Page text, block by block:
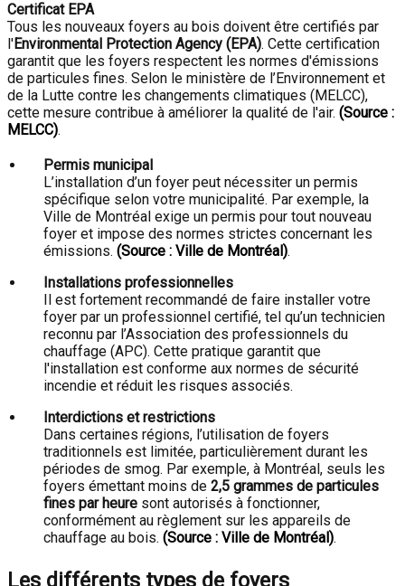
Certificat EPA
Tous les nouveaux foyers au bois doivent être certifiés par
l'Environmental Protection Agency (EPA). Cette certification
garantit que les foyers respectent les normes d'émissions
de particules fines. Selon le ministère de l’Environnement et
de la Lutte contre les changements climatiques (MELCC),
cette mesure contribue à améliorer la qualité de l'air. (Source :
MELCC).
Permis municipal
L’installation d’un foyer peut nécessiter un permis
spécifique selon votre municipalité. Par exemple, la
Ville de Montréal exige un permis pour tout nouveau
foyer et impose des normes strictes concernant les
émissions. (Source : Ville de Montréal).
Installations professionnelles
Il est fortement recommandé de faire installer votre
foyer par un professionnel certifié, tel qu’un technicien
reconnu par l’Association des professionnels du
chauffage (APC). Cette pratique garantit que
l'installation est conforme aux normes de sécurité
incendie et réduit les risques associés.
Interdictions et restrictions
Dans certaines régions, l’utilisation de foyers
traditionnels est limitée, particulièrement durant les
périodes de smog. Par exemple, à Montréal, seuls les
foyers émettant moins de 2,5 grammes de particules
fines par heure sont autorisés à fonctionner,
conformément au règlement sur les appareils de
chauffage au bois. (Source : Ville de Montréal).
Les différents types de foyers